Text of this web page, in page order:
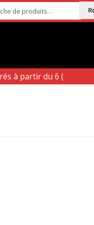
à partir du 6 (